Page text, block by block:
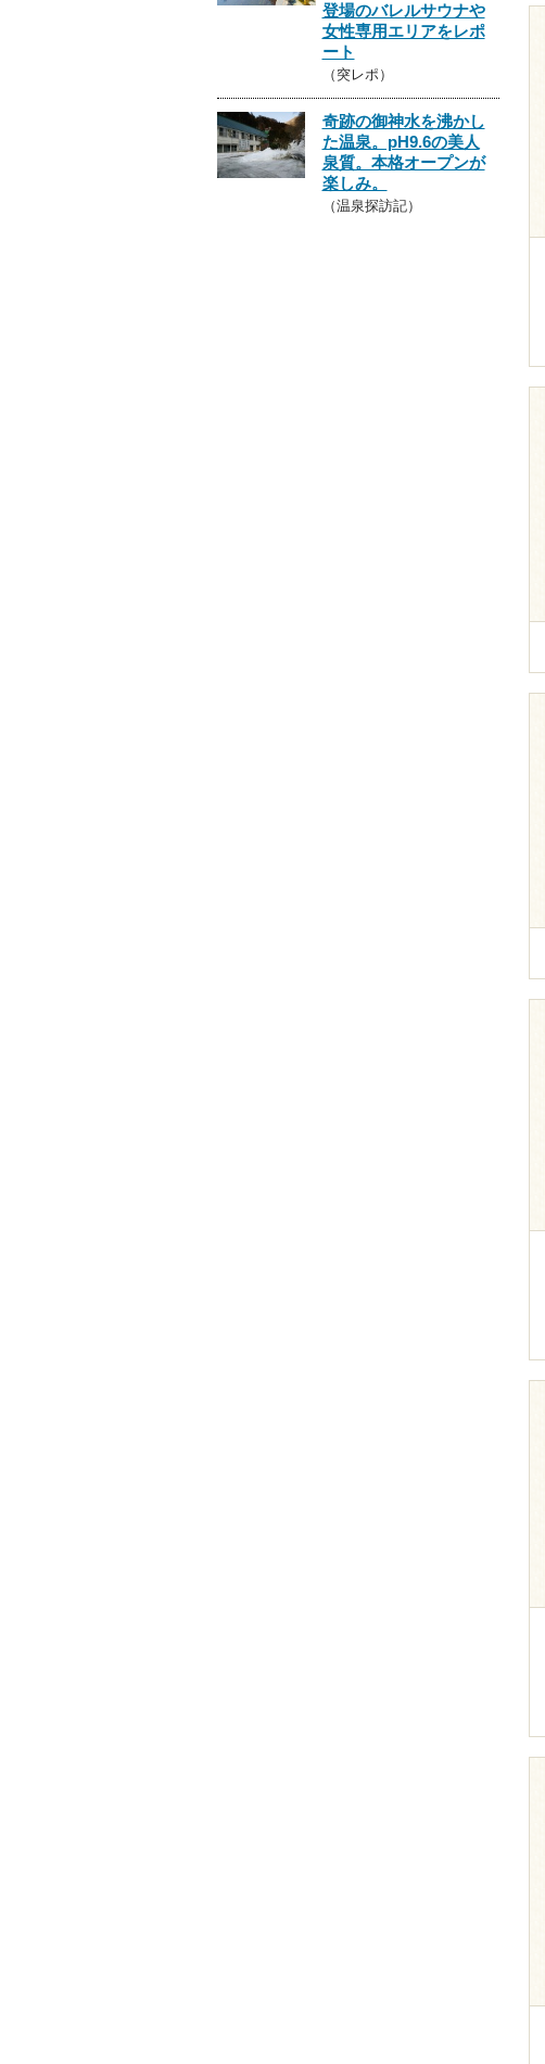
登場のバレルサウナや
女性専用エリアをレポ
ート
（突レポ）
奇跡の御神水を沸かし
た温泉。pH9.6の美人
泉質。本格オープンが
楽しみ。
（温泉探訪記）